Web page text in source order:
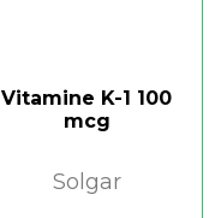
Vitamine K-1 100
mcg
Solgar